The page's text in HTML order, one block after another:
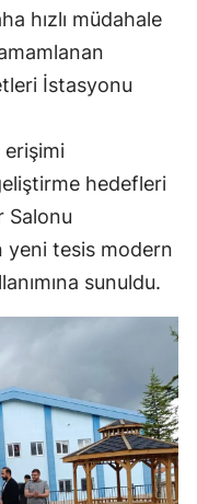
Hatay
Isparta
İstanbul
Kars
Kastamonu
Kırşehir
Kocaeli
hızlı müdahale
İstasyonu
erişimi
hedefleri
Salonu
yeni tesis modern
sunuldu.